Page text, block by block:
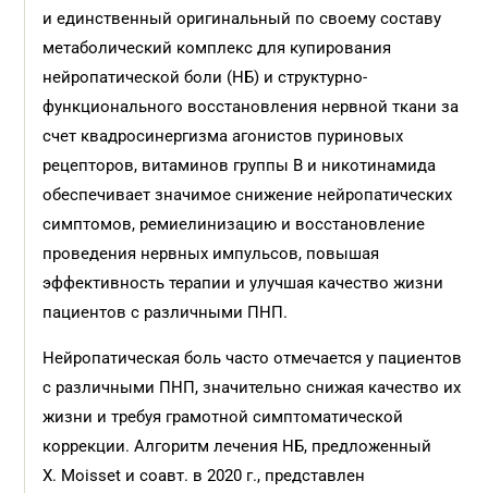
и единственный оригинальный по своему составу
метаболический комплекс для купирования
нейропатической боли (НБ) и структурно-
функционального восстановления нервной ткани за
счет квадросинергизма агонистов пуриновых
рецепторов, витаминов группы B и никотинамида
обеспечивает значимое снижение нейропатических
симптомов, ремиелинизацию и восстановление
проведения нервных импульсов, повышая
эффективность терапии и улучшая качество жизни
пациентов с различными ПНП.
Нейропатическая боль часто отмечается у пациентов
с различными ПНП, значительно снижая качество их
жизни и требуя грамотной симптоматической
коррекции. Алгоритм лечения НБ, предложенный
X. Moisset и соавт. в 2020 г., представлен